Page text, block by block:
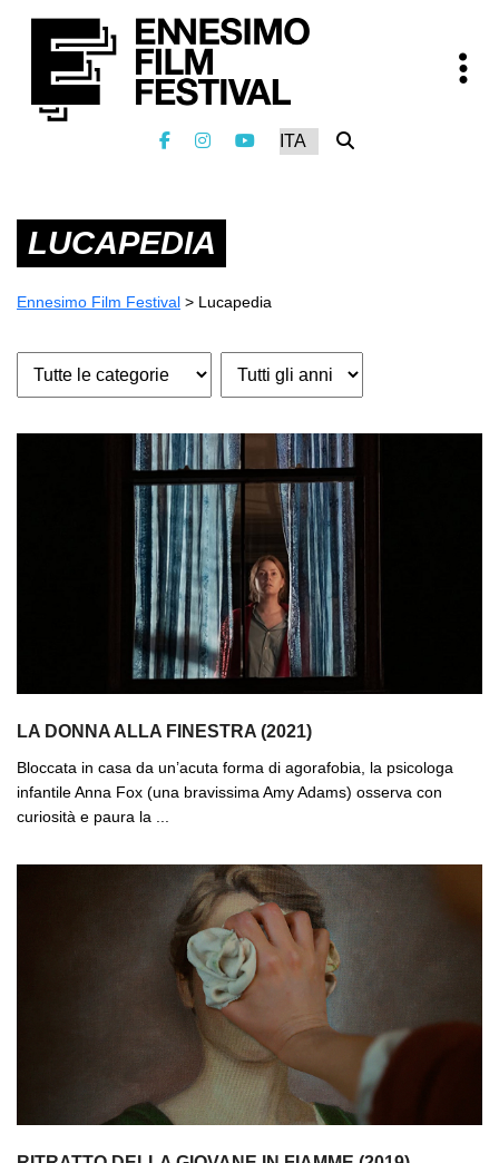
LUCAPEDIA
Ennesimo Film Festival > Lucapedia
LA DONNA ALLA FINESTRA (2021)
Bloccata in casa da un’acuta forma di agorafobia, la psicologa
infantile Anna Fox (una bravissima Amy Adams) osserva con
curiosità e paura la ...